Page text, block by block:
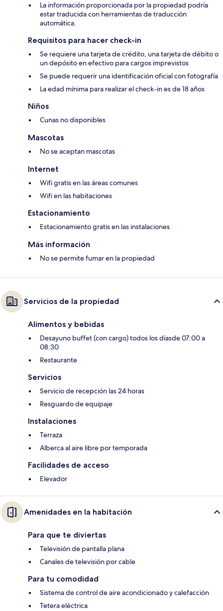
La información proporcionada por la propiedad podría
estar traducida con herramientas de traducción
automática.
Requisitos para hacer check-in
Se requiere una tarjeta de crédito, una tarjeta de débito o
un depósito en efectivo para cargos imprevistos
Se puede requerir una identificación oficial con fotografía
La edad mínima para realizar el check-in es de 18 años
Niños
Cunas no disponibles
Mascotas
No se aceptan mascotas
Internet
Wifi gratis en las áreas comunes
Wifi en las habitaciones
Estacionamiento
Estacionamiento gratis en las instalaciones
Más información
No se permite fumar en la propiedad
Servicios de la propiedad
Alimentos y bebidas
Desayuno buffet (con cargo) todos los díasde 07:00 a
08:30
Restaurante
Servicios
Servicio de recepción las 24 horas
Resguardo de equipaje
Instalaciones
Terraza
Alberca al aire libre por temporada
Facilidades de acceso
Elevador
Amenidades en la habitación
Para que te diviertas
Televisión de pantalla plana
Canales de televisión por cable
Para tu comodidad
Sistema de control de aire acondicionado y calefacción
Tetera eléctrica